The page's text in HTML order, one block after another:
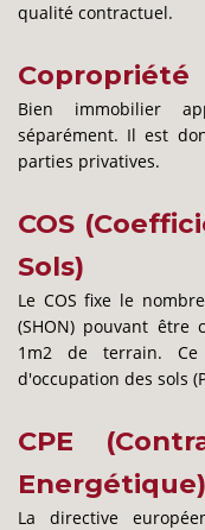
qualité contractuel.
Copropriété
Bien immobilier
séparément. Il est
parties privatives.
COS
Sols)
Le COS fixe le
(SHON) pouvant
1m2 de terrain.
d'occupation des sols
CPE
Energétique)
La directive